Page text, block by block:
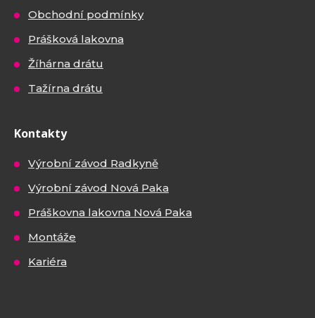
Obchodní podmínky
Prášková lakovna
Žíhárna drátu
Tažírna drátu
Kontakty
Výrobní závod Radkyně
Výrobní závod Nová Paka
Práškovna lakovna Nová Paka
Montáže
Kariéra